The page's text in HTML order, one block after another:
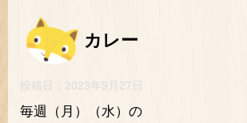
カレー
投稿日： 2023年9月27日
毎週（月）（水）の